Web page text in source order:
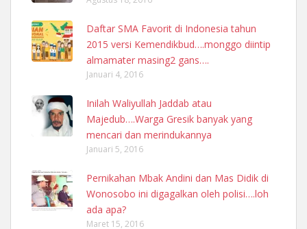
Daftar SMA Favorit di Indonesia tahun
2015 versi Kemendikbud….monggo diintip
almamater masing2 gans….
Januari 4, 2016
Inilah Waliyullah Jaddab atau
Majedub….Warga Gresik banyak yang
mencari dan merindukannya
Januari 5, 2016
Pernikahan Mbak Andini dan Mas Didik di
Wonosobo ini digagalkan oleh polisi….loh
ada apa?
Maret 15, 2016